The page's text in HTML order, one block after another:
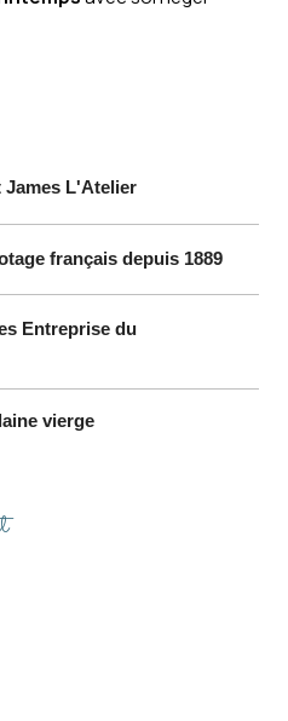
L'Atelier
français depuis 1889
Entreprise du
vierge